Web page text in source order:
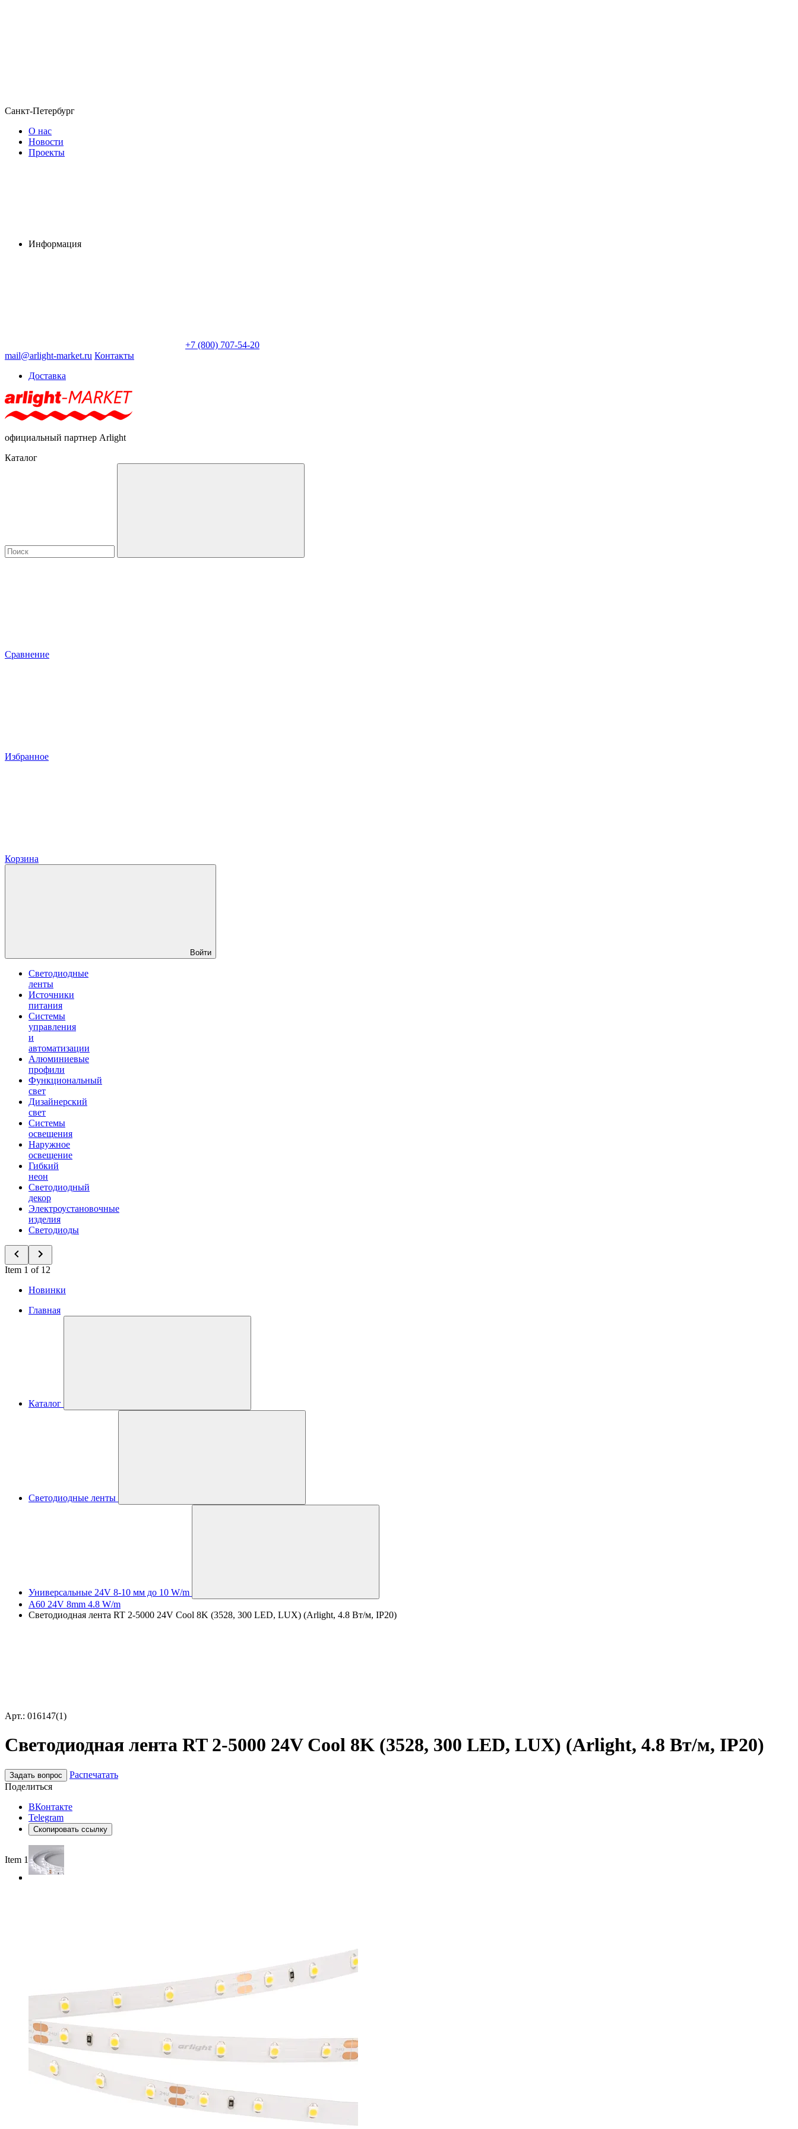
Санкт-Петербург
О нас
Новости
Проекты
Информация
+7 (800) 707-54-20
mail@arlight-market.ru Контакты
Доставка
официальный партнер Arlight
Каталог
Сравнение
Избранное
Корзина
Войти
Светодиодные
ленты
Источники
питания
Системы
управления
и
автоматизации
Алюминиевые
профили
Функциональный
свет
Дизайнерский
свет
Системы
освещения
Наружное
освещение
Гибкий
неон
Светодиодный
декор
Электроустановочные
изделия
Светодиоды
Item 1 of 12
Новинки
Главная
Каталог
Светодиодные ленты
Универсальные 24V 8-10 мм до 10 W/m
A60 24V 8mm 4.8 W/m
Светодиодная лента RT 2-5000 24V Cool 8K (3528, 300 LED, LUX) (Arlight, 4.8 Вт/м, IP20)
Арт.: 016147(1)
Светодиодная лента RT 2-5000 24V Cool 8K (3528, 300 LED, LUX) (Arlight, 4.8 Вт/м, IP20)
Задать вопрос
Распечатать
Поделиться
ВКонтакте
Telegram
Скопировать ссылку
Item 1 of 3